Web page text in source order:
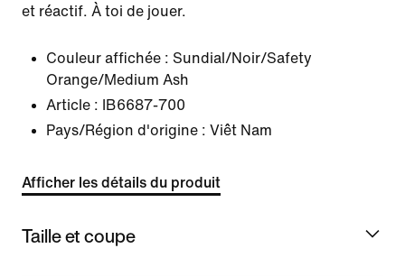
et réactif. À toi de jouer.
Couleur affichée : Sundial/Noir/Safety
Orange/Medium Ash
Article :
IB6687-700
Pays/Région d'origine : Viêt Nam
Afficher les détails du produit
Taille et coupe